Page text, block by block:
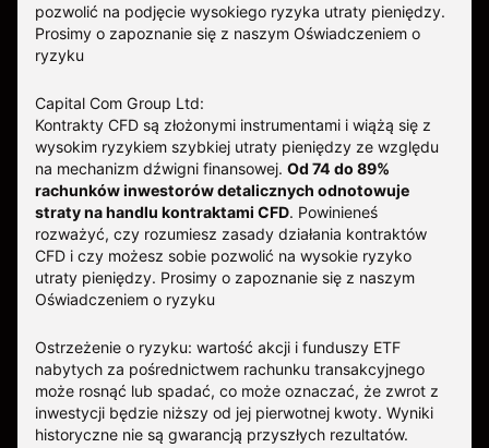
pozwolić na podjęcie wysokiego ryzyka utraty pieniędzy.
Prosimy o zapoznanie się z naszym Oświadczeniem o
ryzyku
Capital Com Group Ltd:
Kontrakty CFD są złożonymi instrumentami i wiążą się z
wysokim ryzykiem szybkiej utraty pieniędzy ze względu
na mechanizm dźwigni finansowej. Od 74 do 89%
rachunków inwestorów detalicznych odnotowuje
straty na handlu kontraktami CFD. Powinieneś
rozważyć, czy rozumiesz zasady działania kontraktów
CFD i czy możesz sobie pozwolić na wysokie ryzyko
utraty pieniędzy. Prosimy o zapoznanie się z naszym
Oświadczeniem o ryzyku
Ostrzeżenie o ryzyku: wartość akcji i funduszy ETF
nabytych za pośrednictwem rachunku transakcyjnego
może rosnąć lub spadać, co może oznaczać, że zwrot z
inwestycji będzie niższy od jej pierwotnej kwoty. Wyniki
historyczne nie są gwarancją przyszłych rezultatów.